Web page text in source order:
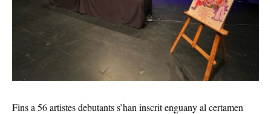
Fins a 56 artistes debutants s’han inscrit enguany al certamen